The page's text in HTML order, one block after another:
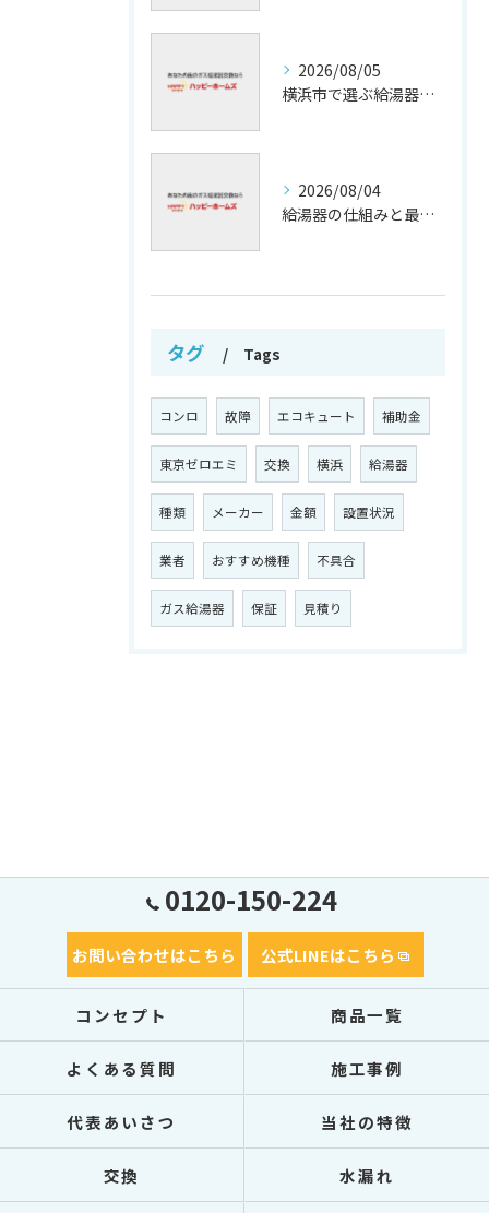
2026/08/05
横浜市で選ぶ給湯器交換の口コミ分析
2026/08/04
給湯器の仕組みと最新技術解析
タグ Tags
コンロ 故障 エコキュート 補助金
東京ゼロエミ 交換 横浜 給湯器
種類 メーカー 金額 設置状況
業者 おすすめ機種 不具合
ガス給湯器 保証 見積り
0120-150-224
お問い合わせはこちら 公式LINEはこちら
コンセプト 商品一覧
よくある質問 施工事例
代表あいさつ 当社の特徴
交換 水漏れ